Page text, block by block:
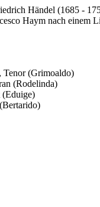
Händel (1685 -
Haym nach einem
Tenor (Grimoaldo)
(Rodelinda)
(Eduige)